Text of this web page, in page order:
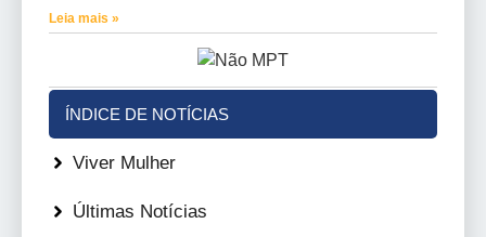
Leia mais »
ÍNDICE DE NOTÍCIAS
Viver Mulher
Últimas Notícias